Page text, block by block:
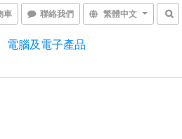
車 聯絡我們 繁體中文
電腦及電子產品